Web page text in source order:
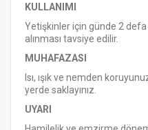
KULLANIMI
Yetişkinler için günde 2
alınması tavsiye edilir.
MUHAFAZASI
Isı, ışık ve nemden
yerde saklayınız.
UYARI